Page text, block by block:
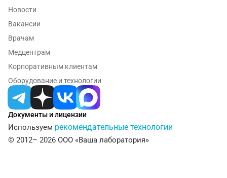
Лобня
Майкоп
Мурино
Мурманск
Мытищи
Набережные Челны
Документы и лицензии
Используем рекомендательные технологии
© 2012– 2026 ООО «Ваша лаборатория»
Новости
Вакансии
Врачам
Медцентрам
Корпоративным клиентам
Оборудование и технологии